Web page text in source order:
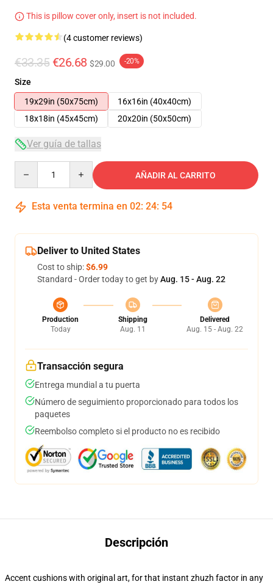
This is pillow cover only, insert is not included.
(4 customer reviews)
€33.35 €26.68 $29.00 -20%
Size
19x29in (50x75cm)
16x16in (40x40cm)
18x18in (45x45cm)
20x20in (50x50cm)
Ver guía de tallas
AÑADIR AL CARRITO
Esta venta termina en 02: 24: 53
Deliver to United States
Cost to ship:$6.99
Standard - Order today to get byAug. 15 - Aug. 22
Production
Today
Shipping
Aug. 11
Delivered
Aug. 15 - Aug. 22
Transacción segura
Entrega mundial a tu puerta
Número de seguimiento proporcionado para todos los
paquetes
Reembolso completo si el producto no es recibido
Descripción
Accent cushions with original art, for that instant zhuzh factor in any